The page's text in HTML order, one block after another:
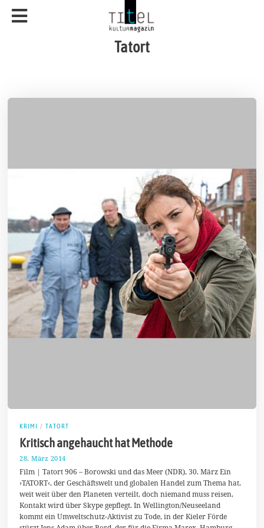
Tatort
KRIMI / TATORT
Kritisch angehaucht hat Methode
28. März 2014
.
M
ä
r
2
Film | Tatort 906 – Borowski und das Meer (NDR), 30. März Ein
›TATORT‹, der Geschäftswelt und globalen Handel zum Thema hat,
weit weit über den Planeten verteilt, doch niemand muss reisen,
Kontakt wird über Skype gepflegt. In Wellington/Neuseeland
kommt ein Umweltschutz-Aktivist zu Tode, in der Kieler Förde